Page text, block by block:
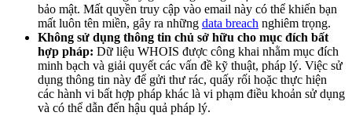
bảo mật. Mất quyền truy cập vào email này có thể khiến bạn
mất luôn tên miền, gây ra những data breach nghiêm trọng.
Không sử dụng thông tin chủ sở hữu cho mục đích bất
hợp pháp: Dữ liệu WHOIS được công khai nhằm mục đích
minh bạch và giải quyết các vấn đề kỹ thuật, pháp lý. Việc sử
dụng thông tin này để gửi thư rác, quấy rối hoặc thực hiện
các hành vi bất hợp pháp khác là vi phạm điều khoản sử dụng
và có thể dẫn đến hậu quả pháp lý.